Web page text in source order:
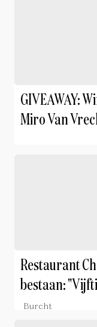
GIVEAWAY:
Miro Van
Restaurant
bestaan:
een speciale
Burcht